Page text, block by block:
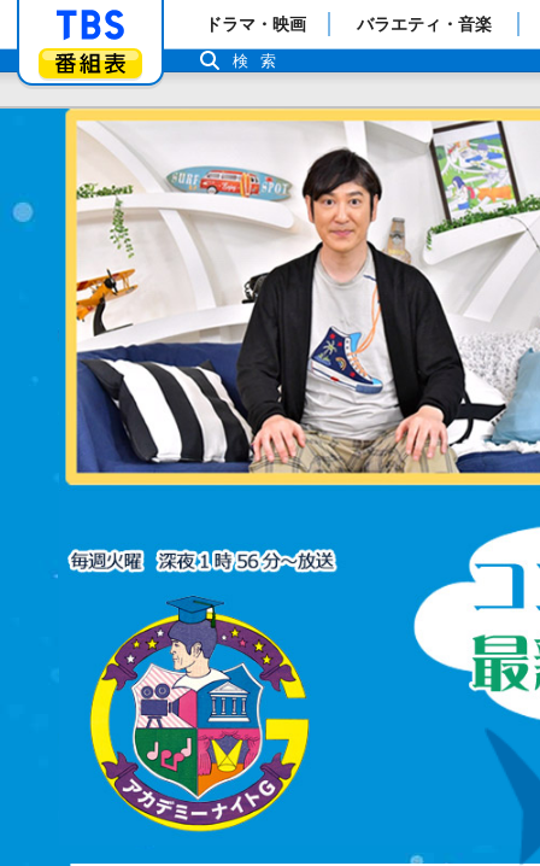
「TBSテレビ」トップページ
番組表
ドラマ・映画 バラエティ・音楽
検索